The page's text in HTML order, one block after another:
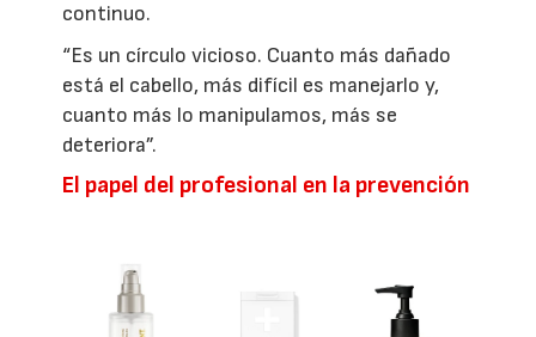
continuo.
“Es un círculo vicioso. Cuanto más dañado
está el cabello, más difícil es manejarlo y,
cuanto más lo manipulamos, más se
deteriora”.
El papel del profesional en la prevención